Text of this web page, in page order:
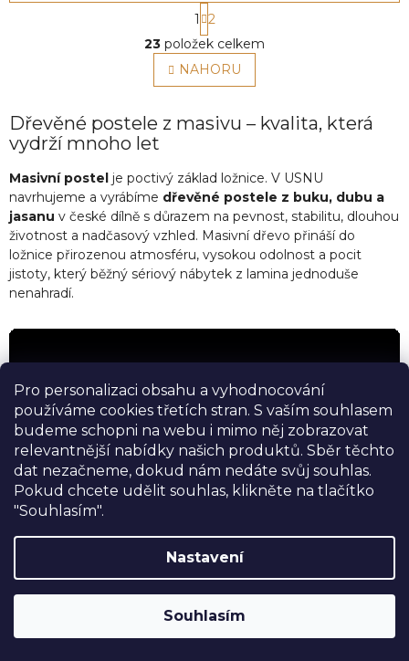
Pro personalizaci obsahu a vyhodnocování
používáme cookies třetích stran. S vaším souhlasem
budeme schopni na webu i mimo něj zobrazovat
relevantnější nabídky našich produktů. Sběr těchto
dat nezačneme, dokud nám nedáte svůj souhlas.
Pokud chcete udělit souhlas, klikněte na tlačítko
"Souhlasím".
Nastavení
Souhlasím
značky USNU® s kódemUSNU10. Navíc
DOPRAVA ZDARMA při nákupu nad
30.000,-.
O
v
l
á
a
p
r
v
k
y
v
ý
s
S
t
r
á
n
k
v
á
1
2
23 položek celkem
NAHORU
Dřevěné postele z masivu – kvalita, která
vydrží mnoho let
Masivní postel je poctivý základ ložnice. V USNU
navrhujeme a vyrábíme dřevěné postele z buku, dubu a
jasanu v české dílně s důrazem na pevnost, stabilitu, dlouhou
životnost a nadčasový vzhled. Masivní dřevo přináší do
ložnice přirozenou atmosféru, vysokou odolnost a pocit
jistoty, který běžný sériový nábytek z lamina jednoduše
nenahradí.
🎥 Podívejte se na video prémiové masivní postele
Česká výroba, rozměry a úpravy na míru
Každou postel vyrábímena zakázku. Můžete si vybratvýšku